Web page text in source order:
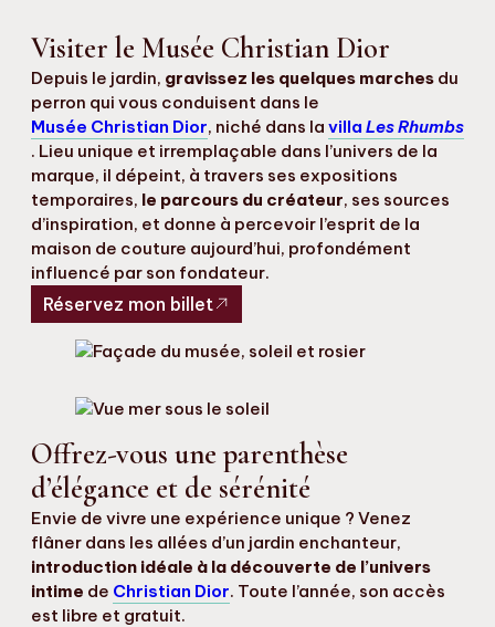
Visiter le Musée Christian Dior
Depuis le jardin, gravissez les quelques marches du
perron qui vous conduisent dans le
Musée Christian Dior, niché dans la villa Les Rhumbs
. Lieu unique et irremplaçable dans l’univers de la
marque, il dépeint, à travers ses expositions
temporaires, le parcours du créateur, ses sources
d’inspiration, et donne à percevoir l’esprit de la
maison de couture aujourd’hui, profondément
influencé par son fondateur.
Réservez mon billet
Offrez-vous une parenthèse
d’élégance et de sérénité
Envie de vivre une expérience unique ? Venez
flâner dans les allées d’un jardin enchanteur,
introduction idéale à la découverte de l’univers
intime de Christian Dior. Toute l’année, son accès
est libre et gratuit.